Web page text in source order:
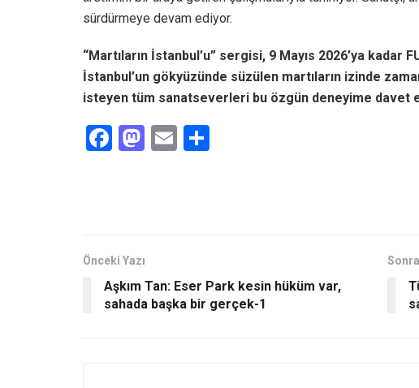
sürdürmeye devam ediyor.
“Martıların İstanbul’u” sergisi, 9 Mayıs 2026’ya kadar
İstanbul’un gökyüzünde süzülen martıların izinde
isteyen tüm sanatseverleri bu özgün deneyime davet
F
o
k
M
n
E
Önceki Yazı
Aşkım Tan: Eser Park kesin hüküm var,
sahada başka bir gerçek-1